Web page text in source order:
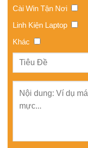
Cài Win Tận Nơi
Linh Kiện Laptop
Khác